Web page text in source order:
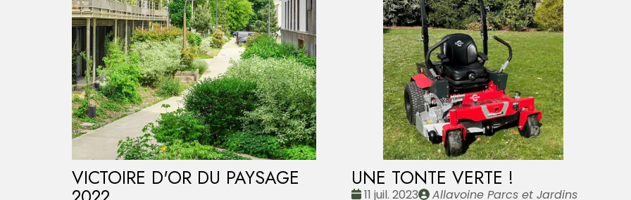
VICTOIRE D'OR DU PAYSAGE UNE TONTE VERTE !
Date
11 juil. 2023
Publié
Allavoine Parcs et Jardins